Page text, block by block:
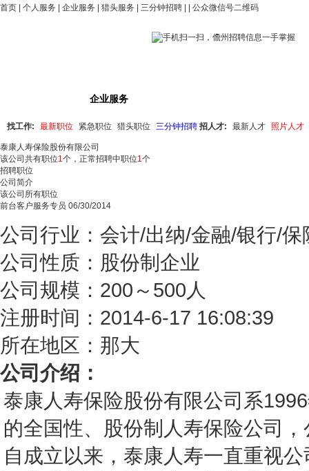
首页 个人服务 企业服务 猎头服务 三分钟招聘 公众微信号二维码
企业服务
找工作: 最新职位 紧急职位 猎头职位 三分钟招聘 招人才: 最新人才 照片人才
泰康人寿保险股份有限公司
该公司共有职位1个，正常招聘中职位1个
招聘职位
公司简介
该公司所有职位
前台客户服务专员 06/30/2014
公司行业：会计/出纳/金融/银行/保
公司性质：股份制企业
公司规模：200～500人
注册时间：2014-6-17 16:08:39
所在地区：那大
公司介绍：
泰康人寿保险股份有限公司系
的全国性、股份制人寿保险公司
自成立以来，泰康人寿一直重视